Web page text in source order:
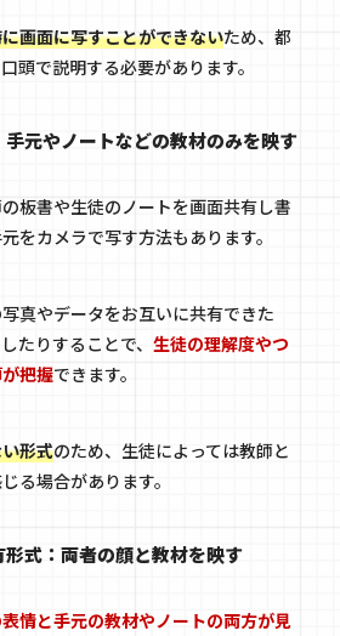
画面に写すことができないため、都
頭で説明する必要があります。
手元やノートなどの教材のみを映す
板書や生徒のノートを画面共有し書
をカメラで写す方法もあります。
真やデータをお互いに共有できた
たりすることで、 生徒の理解度やつ
把握できます。
形式のため、生徒によっては教師と
る場合があります。
形式：両者の顔と教材を映す
情と手元の教材やノートの両方が見